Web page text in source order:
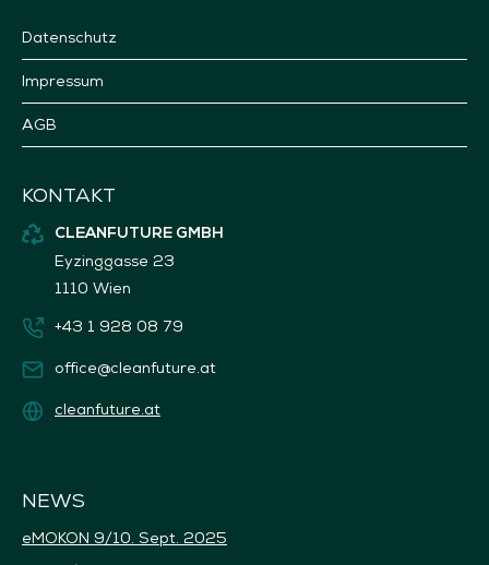
Datenschutz
Impressum
AGB
KONTAKT
CLEANFUTURE GMBH
Eyzinggasse 23
1110 Wien
+43 1 928 08 79
office@cleanfuture.at
cleanfuture.at
NEWS
eMOKON 9/10. Sept. 2025